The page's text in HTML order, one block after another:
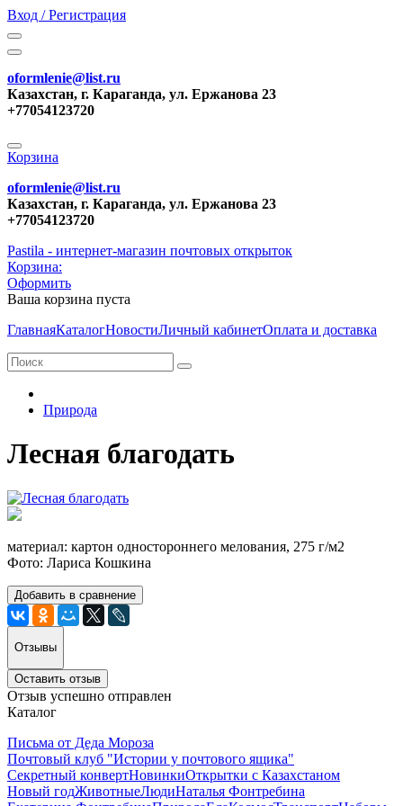
Вход / Регистрация
oformlenie@list.ru
Казахстан, г. Караганда, ул. Ержанова 23
+77054123720
Корзина
oformlenie@list.ru
Казахстан, г. Караганда, ул. Ержанова 23
+77054123720
Pastila - интернет-магазин почтовых открыток
Корзина:
Оформить
Ваша корзина пуста
ГлавнаяКаталогНовостиЛичный кабинетОплата и доставка
Природа
Лесная благодать
материал: картон одностороннего мелования, 275 г/м2
Фото: Лариса Кошкина
Добавить в сравнение
Отзывы
Оставить отзыв
Отзыв успешно отправлен
Каталог
Письма от Деда Мороза
Почтовый клуб "Истории у почтового ящика"
Секретный конвертНовинкиОткрытки с Казахстаном
Новый годЖивотныеЛюдиНаталья Фонтребина